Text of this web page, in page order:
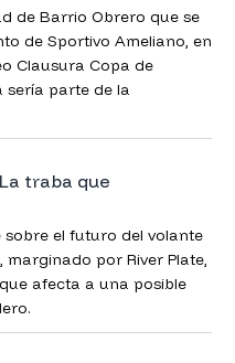
de Barrio Obrero que se
de Sportivo Ameliano, en
Clausura Copa de
sería parte de la
traba que
el futuro del volante
por River Plate,
afecta a una posible